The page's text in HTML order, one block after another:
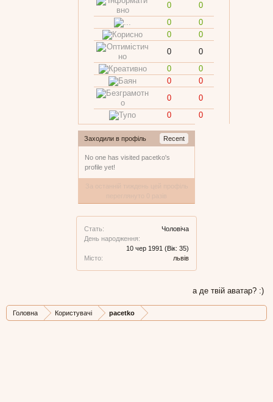
0
0
0
0
0
0
0
0
0
0
0
0
0
0
0
0
Заходили в профіль Recent
No one has visited pacetko's
profile yet!
Стать:
Чоловіча
День народження:
10 чер 1991 (Вік: 35)
Місто:
львів
а де твій аватар? :)
Головна Користувачі pacetko